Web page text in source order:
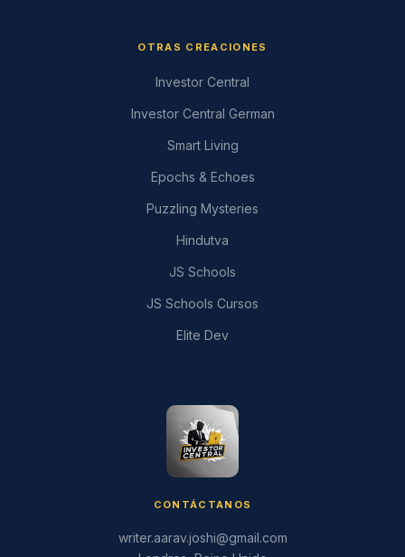
OTRAS CREACIONES
Investor Central
Investor Central German
Smart Living
Epochs & Echoes
Puzzling Mysteries
Hindutva
JS Schools
JS Schools Cursos
Elite Dev
CONTÁCTANOS
writer.aarav.joshi@gmail.com